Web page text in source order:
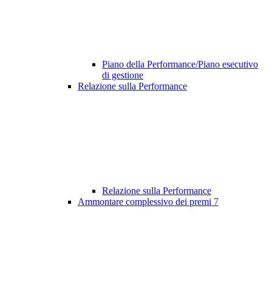
Piano della Performance/Piano esecutivo
di gestione
Relazione sulla Performance
Relazione sulla Performance
Ammontare complessivo dei premi 7